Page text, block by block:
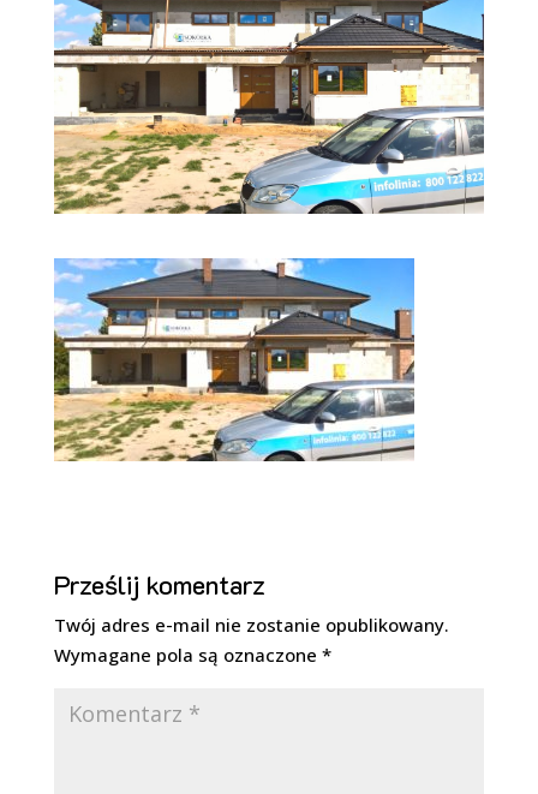
Prześlij komentarz
Twój adres e-mail nie zostanie opublikowany.
Wymagane pola są oznaczone *